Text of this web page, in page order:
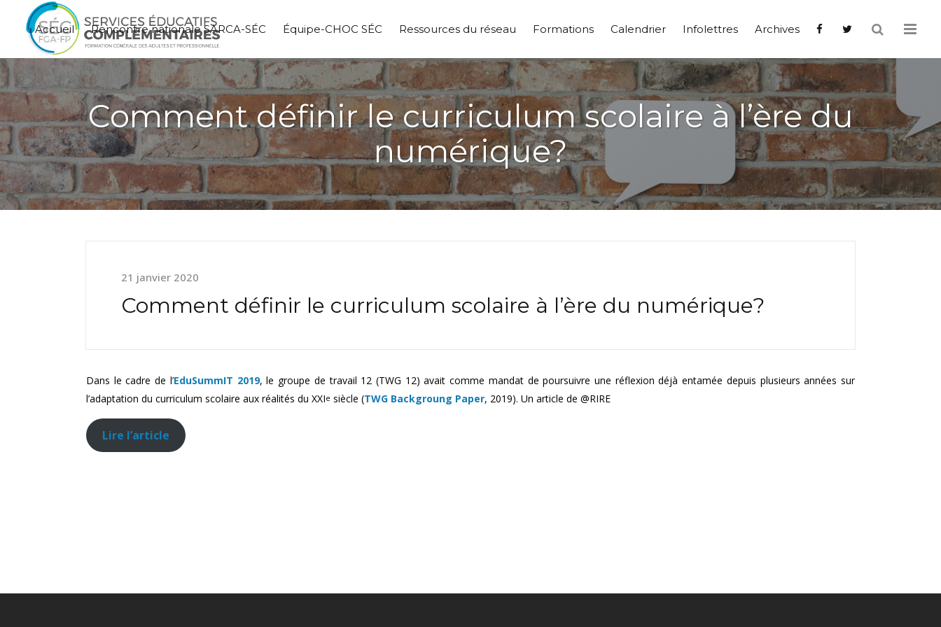
Accueil Rencontre nationale SARCA-SÉC Équipe-CHOC SÉC Ressources du réseau Formations Calendrier Infolettres Archives
Comment définir le curriculum scolaire à l’ère du
numérique?
21 janvier 2020
Comment définir le curriculum scolaire à l’ère du numérique?
Dans le cadre de l’EduSummIT 2019, le groupe de travail 12 (TWG 12) avait comme mandat de poursuivre une réflexion déjà entamée depuis plusieurs années sur
l’adaptation du curriculum scolaire aux réalités du XXIe siècle (TWG Backgroung Paper, 2019). Un article de @RIRE
Lire l’article